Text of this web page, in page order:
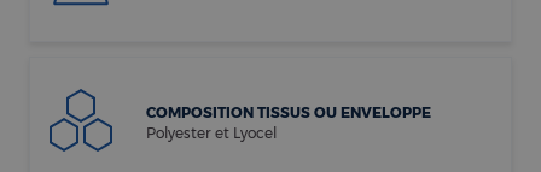
COMPOSITION TISSUS OU ENVELOPPE
Polyester et Lyocel